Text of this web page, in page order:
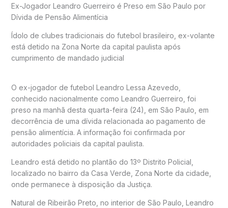
Ex-Jogador Leandro Guerreiro é Preso em São Paulo por
Dívida de Pensão Alimentícia
Ídolo de clubes tradicionais do futebol brasileiro, ex-volante
está detido na Zona Norte da capital paulista após
cumprimento de mandado judicial
O ex-jogador de futebol Leandro Lessa Azevedo,
conhecido nacionalmente como Leandro Guerreiro, foi
preso na manhã desta quarta-feira (24), em São Paulo, em
decorrência de uma dívida relacionada ao pagamento de
pensão alimentícia. A informação foi confirmada por
autoridades policiais da capital paulista.
Leandro está detido no plantão do 13º Distrito Policial,
localizado no bairro da Casa Verde, Zona Norte da cidade,
onde permanece à disposição da Justiça.
Natural de Ribeirão Preto, no interior de São Paulo, Leandro